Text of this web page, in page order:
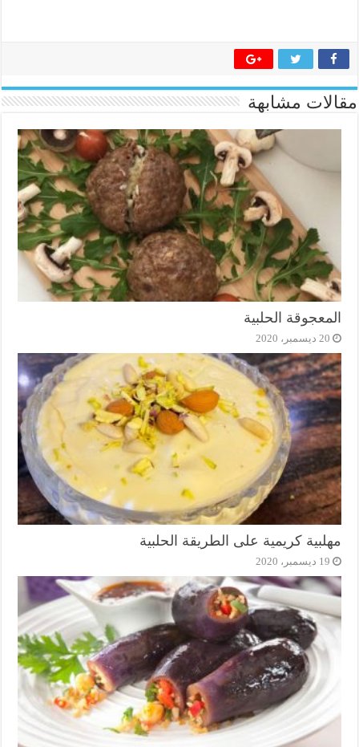
مقالات مشابهة
المعجوقة الحلبية
20 ديسمبر، 2020
مهلبية كريمية على الطريقة الحلبية
19 ديسمبر، 2020